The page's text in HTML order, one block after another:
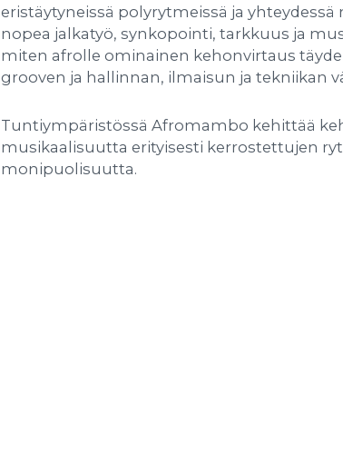
eristäytyneissä polyrytmeissä ja
nopea jalkatyö, synkopointi, tarkkuus ja
miten afrolle ominainen kehonvirtaus
grooven ja hallinnan, ilmaisun ja tekniikan
Tuntiympäristössä Afromambo kehittää
musikaalisuutta erityisesti kerrostettujen
monipuolisuutta.